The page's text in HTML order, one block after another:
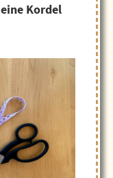
eine Kordel